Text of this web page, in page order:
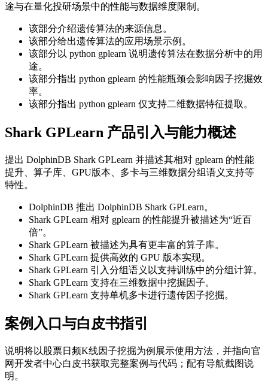
途与在量化投研场景中的性能与数据维度限制。
该部分介绍遗传算法的来源信息。
该部分给出遗传算法的应用场景示例。
该部分以 python gplearn 说明遗传算法在数据分析中的用
途。
该部分指出 python gplearn 的性能瓶颈会影响因子挖掘效
率。
该部分指出 python gplearn 仅支持二维数据特征提取。
Shark GPLearn 产品引入与能力概述
提出 DolphinDB Shark GPLearn 并描述其相对 gplearn 的性能
提升、算子库、GPU版本、多卡与三维数据分组语义支持等
特性。
DolphinDB 推出 DolphinDB Shark GPLearn。
Shark GPLearn 相对 gplearn 的性能提升被描述为“近百
倍”。
Shark GPLearn 被描述为具有更丰富的算子库。
Shark GPLearn 提供高效的 GPU 版本实现。
Shark GPLearn 引入分组语义以支持训练中的分组计算。
Shark GPLearn 支持在三维数据中挖掘因子。
Shark GPLearn 支持单机多卡进行遗传因子挖掘。
案例入口与白皮书指引
说明将以股票日频K线因子挖掘为例展示使用方法，并指向官
网开发者中心白皮书获取完整案例与代码；配有导航截图说
明。